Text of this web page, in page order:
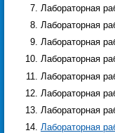
Лабораторная
Лабораторная
Лабораторная
Лабораторная
Лабораторная
Лабораторная
Лабораторная
Лабораторная